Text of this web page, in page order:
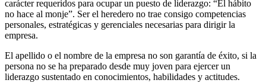
carácter requeridos para ocupar un puesto de liderazgo: “El hábito
no hace al monje”. Ser el heredero no trae consigo competencias
personales, estratégicas y gerenciales necesarias para dirigir la
empresa.
El apellido o el nombre de la empresa no son garantía de éxito, si la
persona no se ha preparado desde muy joven para ejercer un
liderazgo sustentado en conocimientos, habilidades y actitudes.